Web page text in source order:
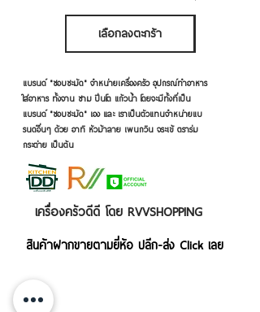
เลือกลงตะกร้า
แบรนด์ "ชอบชะมัด" จำหน่ายเครื่องครัว อุปกรณ์ทำอาหาร
ใส่อาหาร ทั้งจาน ชาม ปิ่นโต แก้วน้ำ โดยจะมีทั้งที่เป็น
แบรนด์ "ชอบชะมัด" เอง และ เราเป็นตัวแทนจำหน่ายแบ
รนด์อื่นๆ ด้วย อาทิ หัวม้าลาย เพนกวิน จระเข้ ตราร่ม
กระต่าย เป็นต้น
เครื่องครัวดีดี โดย RVVSHOPPING
สินค้าฝากขายตามยี่ห้อ ปลีก-ส่ง Click เลย